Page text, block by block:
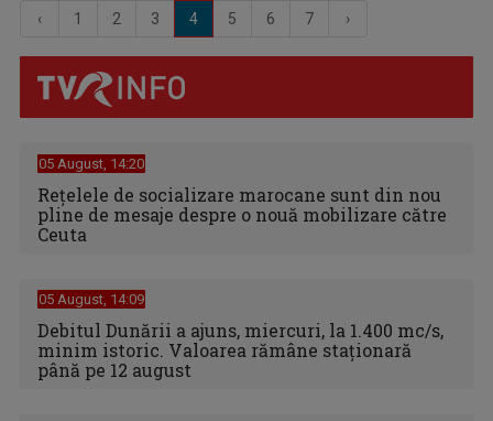
‹ 1 2 3 4 5 6 7 ›
05 August, 14:20
Reţelele de socializare marocane sunt din nou
pline de mesaje despre o nouă mobilizare către
Ceuta
05 August, 14:09
Debitul Dunării a ajuns, miercuri, la 1.400 mc/s,
minim istoric. Valoarea rămâne staţionară
până pe 12 august